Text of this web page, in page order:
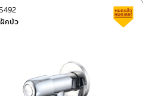
10120
กบัว